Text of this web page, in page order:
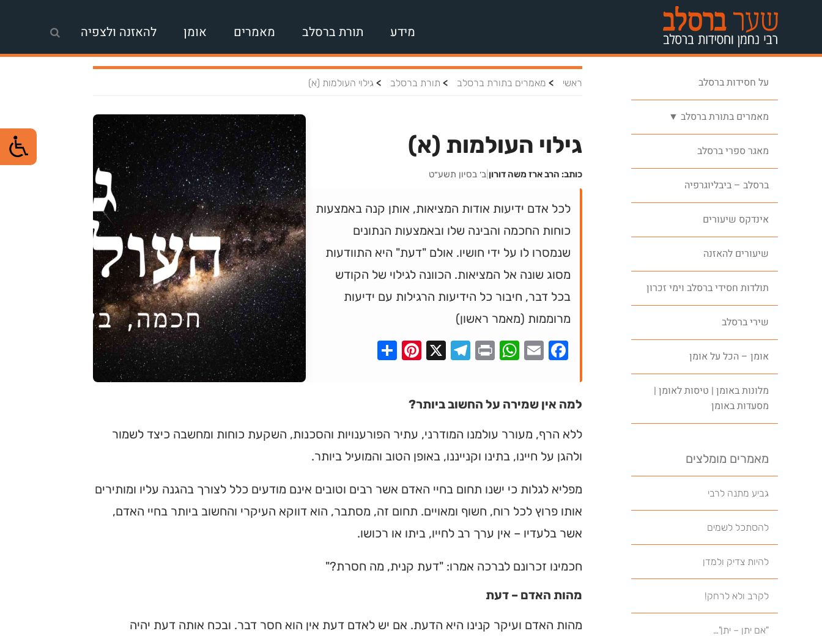
מידע תורת ברסלב מאמרים אומן להאזנה ולצפיה
על חסידות ברסלב
מאמרים בתורת ברסלב ▼
מאגר ספרי ברסלב
ברסלב – ביבליוגרפיה
אינדקס שיעורים
שיעורים להאזנה
תולדות חסידי ברסלב וימי זכרון
שירי ברסלב
אומן – הכל על אומן
מלונות באומן | טיסות לאומן |
מסעדות באומן
מאמרים מומלצים
גביע מתנה לרבי
להסתכל לשמים
להיות צדיק ולמדן
לקרב ולא לרחק!
"אם יתן – יתן"…
ראשי > מאמרים בתורת ברסלב > תורת ברסלב > גילוי העולמות (א)
גילוי העולמות (א)
כותב: הרב ארז משה דורון ב׳ בסיון תשע״ט
לכל אדם ידיעות אודות המציאות, אותן קנה באמצעות
כוחות החכמה והבינה שלו ובאמצעות הנתונים
שנמסרו לו על ידי חושיו. אולם "דעת" היא התוודעות
מסוג שונה אל המציאות. הכוונה לגילוי של הקודש
בכל דבר, חיבור כל הידיעות הרגילות עם ידיעות
מרוממות (מאמר ראשון)
Facebook
Email
WhatsApp
Print
Telegram
X
Pinterest
למה אין שמירה על החשוב ביותר?
ללא הרף, מעורר עולמנו המודרני, עתיר הפורענויות והסכנות, השקעת כוחות ומחשבה כיצד לשמור
ולהגן על חיינו, בתינו וקנייננו, באופן הטוב והמועיל ביותר.
מפליא לגלות כי ישנו תחום בחיי האדם אשר רבים וטובים אינם מודעים כלל לצורך בהגנה עליו ומותירים
אותו פרוץ לכל רוח, חשוף ומאויים. תחום זה, מסתבר, הוא דווקא העיקרי והחשוב ביותר בחיי האדם,
אשר בלעדיו – אין ערך רב לחייו, ביתו או רכושו.
חכמינו זכרונם לברכה אמרו: "דעת קנית, מה חסרת?"
מהות האדם – דעת
מהות האדם ועיקר קנינו היא הדעת. אם יש לאדם דעת אין הוא חסר דבר. ובכח אותה דעת יהיה